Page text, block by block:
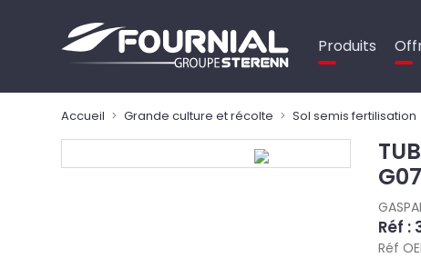
Produits
Accueil Grande culture et récolte Sol semis fertilisation
Réf :
Réf